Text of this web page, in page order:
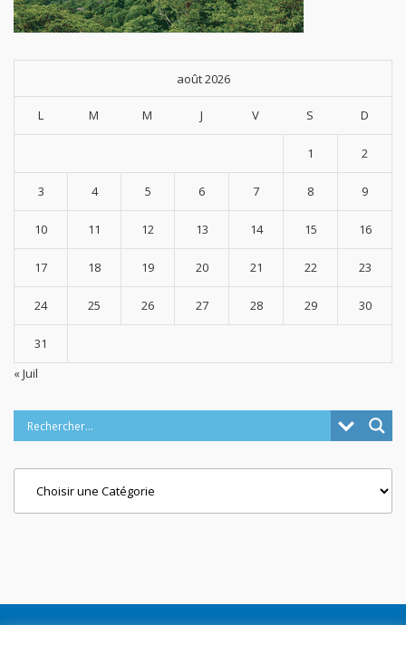
août 2026
L M M J V S D
1 2
3 4 5 6 7 8 9
10 11 12 13 14 15 16
17 18 19 20 21 22 23
24 25 26 27 28 29 30
31
« Juil